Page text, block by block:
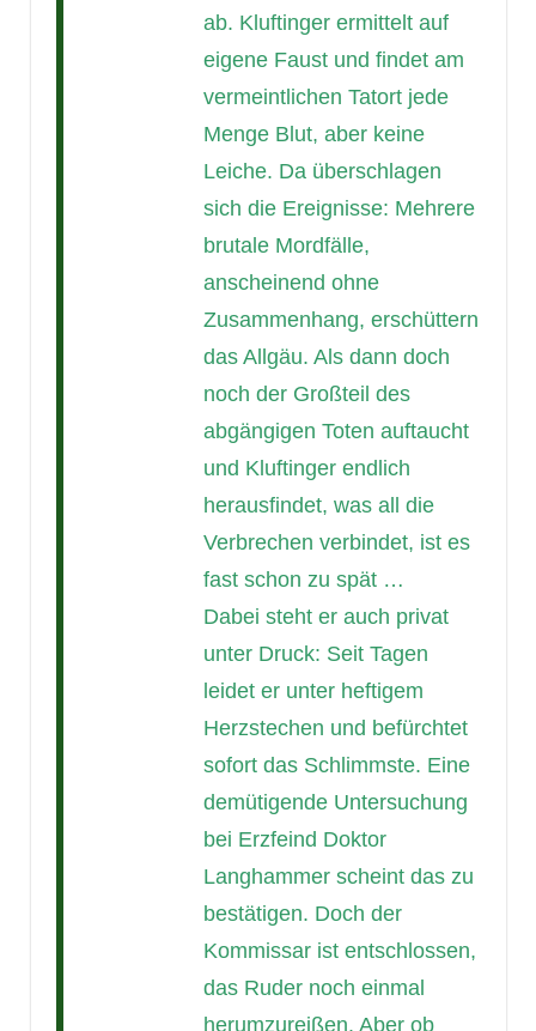
ab. Kluftinger ermittelt auf
eigene Faust und findet am
vermeintlichen Tatort jede
Menge Blut, aber keine
Leiche. Da überschlagen
sich die Ereignisse: Mehrere
brutale Mordfälle,
anscheinend ohne
Zusammenhang, erschüttern
das Allgäu. Als dann doch
noch der Großteil des
abgängigen Toten auftaucht
und Kluftinger endlich
herausfindet, was all die
Verbrechen verbindet, ist es
fast schon zu spät …
Dabei steht er auch privat
unter Druck: Seit Tagen
leidet er unter heftigem
Herzstechen und befürchtet
sofort das Schlimmste. Eine
demütigende Untersuchung
bei Erzfeind Doktor
Langhammer scheint das zu
bestätigen. Doch der
Kommissar ist entschlossen,
das Ruder noch einmal
herumzureißen. Aber ob